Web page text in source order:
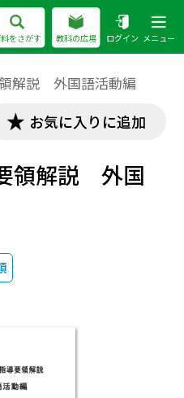
をさがす 教科の広場 ログイン メニュー
解説 外国語活動編
お気に入りに追加
領解説 外国